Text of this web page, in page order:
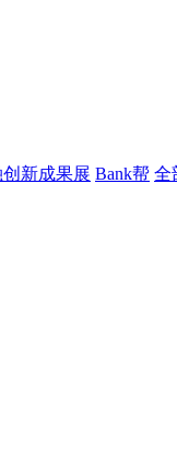
新成果展 Bank帮 全